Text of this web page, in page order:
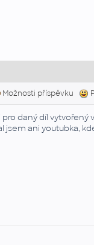
Možnosti příspěvku
daný díl vytvořený v
jsem ani youtubka,